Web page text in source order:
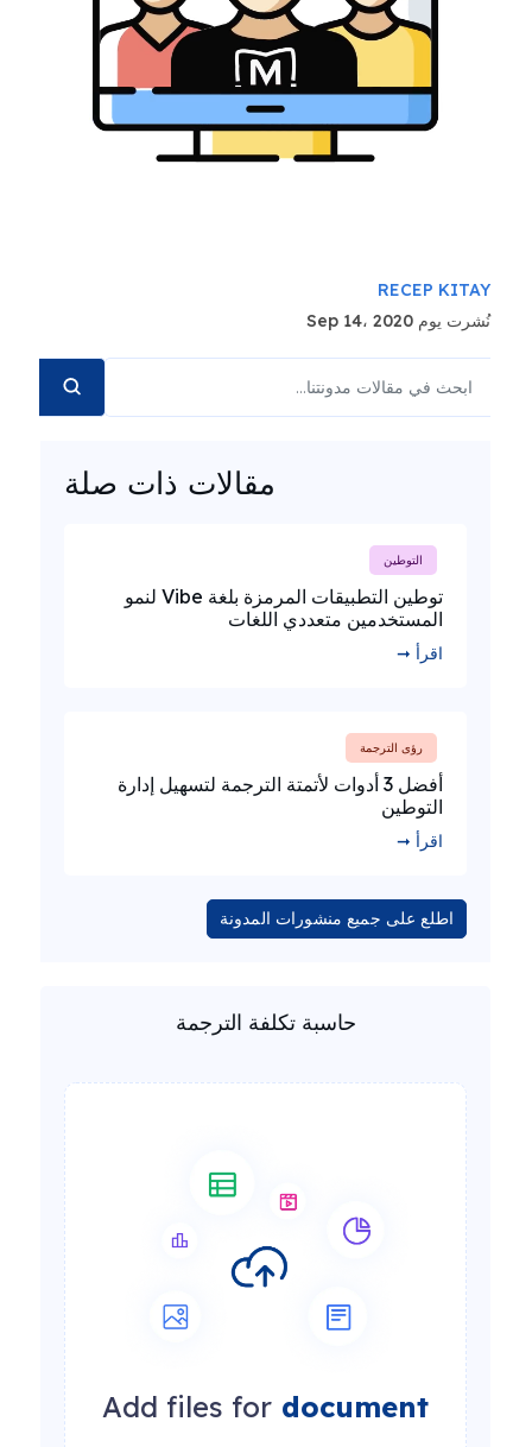
RECEP KITAY
نُشرت يوم Sep 14، 2020
مقالات ذات صلة
التوطين
توطين التطبيقات المرمزة بلغة Vibe لنمو
المستخدمين متعددي اللغات
اقرأ ➞
رؤى الترجمة
أفضل 3 أدوات لأتمتة الترجمة لتسهيل إدارة
التوطين
اقرأ ➞
اطلع على جميع منشورات المدونة
حاسبة تكلفة الترجمة
Add files for document